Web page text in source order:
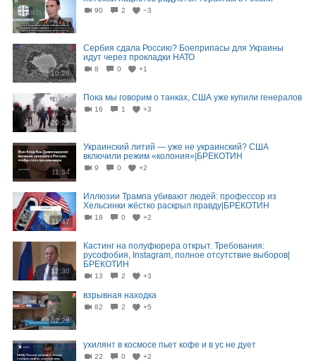
01:41
90 2 −3
10:28
Сербия сдала Россию? Боеприпасы для Украины
идут через прокладки НАТО
8 0 +1
29:23
Пока мы говорим о танках, США уже купили генералов
16 1 +3
11:34
Украинский литий — уже не украинский? США
включили режим «колония»|БРЕКОТИН
9 0 +2
11:47
Иллюзии Трампа убивают людей: профессор из
Хельсинки жёстко раскрыл правду|БРЕКОТИН
18 0 +2
12:30
Кастинг на полуфюрера открыт. Требования:
русофобия, Instagram, полное отсутствие выборов|
БРЕКОТИН
13 2 +3
02:28
взрывная находка
82 2 +5
ухилянт в космосе пьет кофе и в ус не дует
22 0 +2